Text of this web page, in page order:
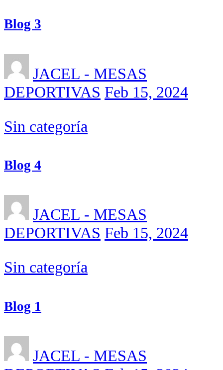
Blog 3
JACEL - MESAS
DEPORTIVAS Feb 15, 2024
Sin categoría
Blog 4
JACEL - MESAS
DEPORTIVAS Feb 15, 2024
Sin categoría
Blog 1
JACEL - MESAS